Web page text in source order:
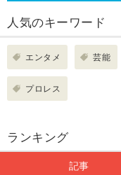
人気のキーワード
エンタメ 芸能
プロレス
ランキング
記事